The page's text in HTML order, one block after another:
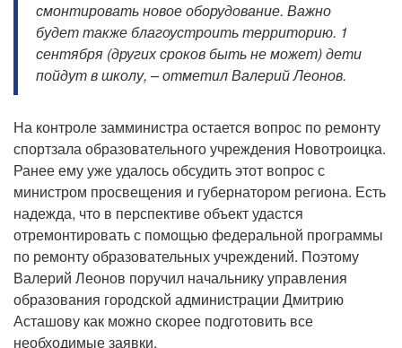
смонтировать новое оборудование. Важно
будет также благоустроить территорию. 1
сентября (других сроков быть не может) дети
пойдут в школу, – отметил Валерий Леонов.
На контроле замминистра остается вопрос по ремонту
спортзала образовательного учреждения Новотроицка.
Ранее ему уже удалось обсудить этот вопрос с
министром просвещения и губернатором региона. Есть
надежда, что в перспективе объект удастся
отремонтировать с помощью федеральной программы
по ремонту образовательных учреждений. Поэтому
Валерий Леонов поручил начальнику управления
образования городской администрации Дмитрию
Асташову как можно скорее подготовить все
необходимые заявки.